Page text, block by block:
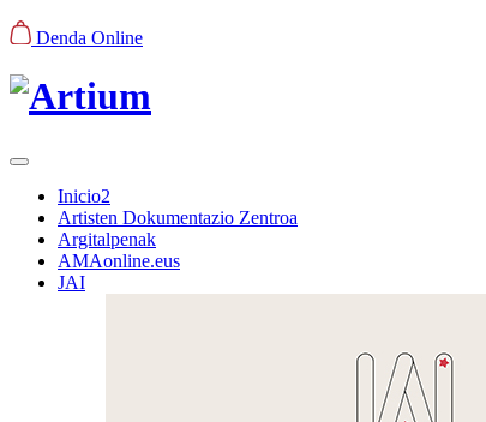
Denda Online
Inicio2
Artisten Dokumentazio Zentroa
Argitalpenak
AMAonline.eus
JAI